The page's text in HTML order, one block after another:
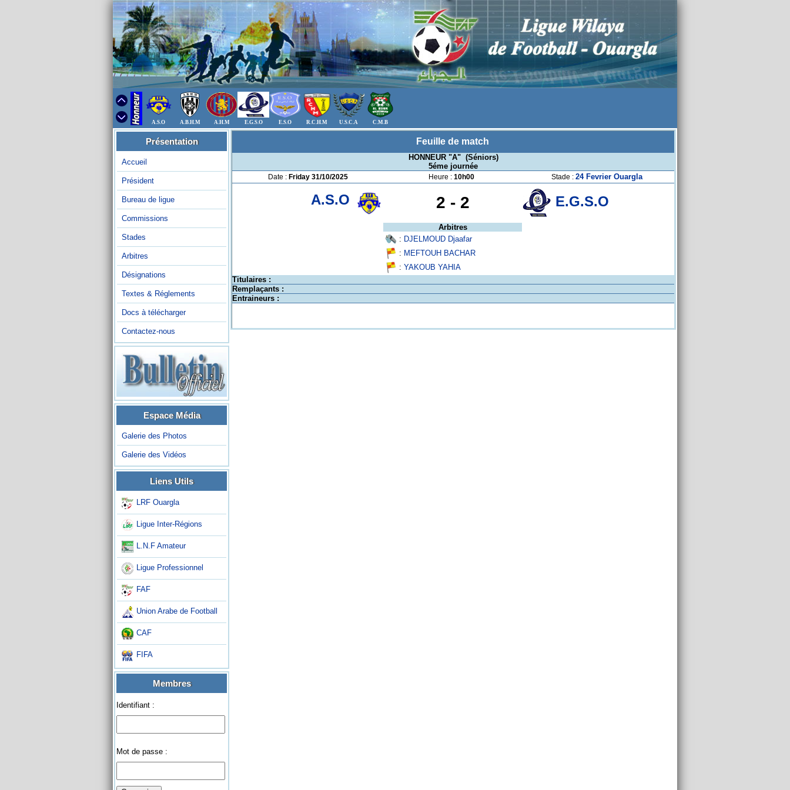
A.S.O A.B.H.M A.H.M E.G.S.O E.S.O R.C.H.M U.S.C.A C.M.B
Présentation
Accueil
Président
Bureau de ligue
Commissions
Stades
Arbitres
Désignations
Textes & Réglements
Docs à télécharger
Contactez-nous
Espace Média
Galerie des Photos
Galerie des Vidéos
Liens Utils
LRF Ouargla
Ligue Inter-Régions
L.N.F Amateur
Ligue Professionnel
FAF
Union Arabe de Football
CAF
FIFA
Membres
Identifiant :
Mot de passe :
Feuille de match
HONNEUR "A" (Séniors)
5éme journée
Date : Friday 31/10/2025 Heure : 10h00 Stade : 24 Fevrier Ouargla
A.S.O 2 -2 E.G.S.O
Arbitres
: DJELMOUD Djaafar
: MEFTOUH BACHAR
: YAKOUB YAHIA
Titulaires :
Remplaçants :
Entraineurs :